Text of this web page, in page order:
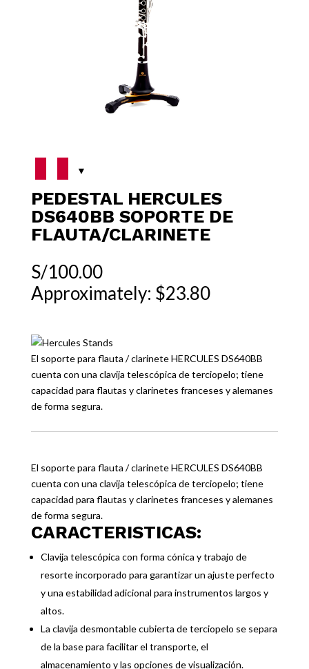
PEDESTAL HERCULES
DS640BB SOPORTE DE
FLAUTA/CLARINETE
S/100.00
Approximately: $23.80
El soporte para flauta / clarinete HERCULES DS640BB
cuenta con una clavija telescópica de terciopelo; tiene
capacidad para flautas y clarinetes franceses y alemanes
de forma segura.
El soporte para flauta / clarinete HERCULES DS640BB
cuenta con una clavija telescópica de terciopelo; tiene
capacidad para flautas y clarinetes franceses y alemanes
de forma segura.
CARACTERISTICAS:
Clavija telescópica con forma cónica y trabajo de
resorte incorporado para garantizar un ajuste perfecto
y una estabilidad adicional para instrumentos largos y
altos.
La clavija desmontable cubierta de terciopelo se separa
de la base para facilitar el transporte, el
almacenamiento y las opciones de visualización.